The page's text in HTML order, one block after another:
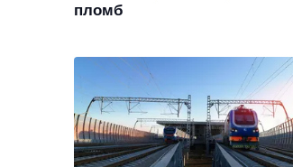
пломб